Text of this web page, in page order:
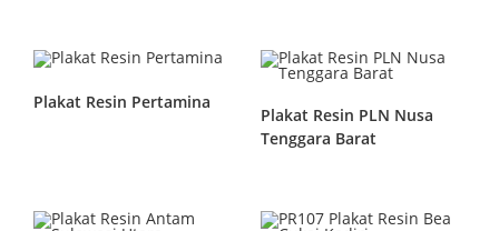
Plakat Resin Pertamina
Plakat Resin PLN Nusa
Tenggara Barat